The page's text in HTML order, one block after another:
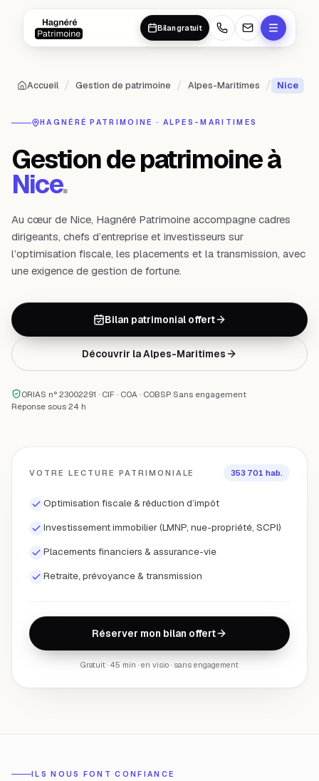
Bilan gratuit
Accueil / Gestion de patrimoine / Alpes-Maritimes / Nice
HAGNÉRÉ PATRIMOINE · ALPES-MARITIMES
Gestion de patrimoine à
Nice.
Au cœur de Nice, Hagnéré Patrimoine accompagne cadres
dirigeants, chefs d’entreprise et investisseurs sur
l’optimisation fiscale, les placements et la transmission, avec
une exigence de gestion de fortune.
Bilan patrimonial offert
Découvrir laAlpes-Maritimes
ORIAS n° 23002291 · CIF · COA · COBSP·Sans engagement·
Réponse sous 24 h
VOTRE LECTURE PATRIMONIALE 353 701 hab.
Optimisation fiscale & réduction d’impôt
Investissement immobilier (LMNP, nue-propriété, SCPI)
Placements financiers & assurance-vie
Retraite, prévoyance & transmission
Réserver mon bilan offert
Gratuit · 45 min · en visio · sans engagement
ILS NOUS FONT CONFIANCE